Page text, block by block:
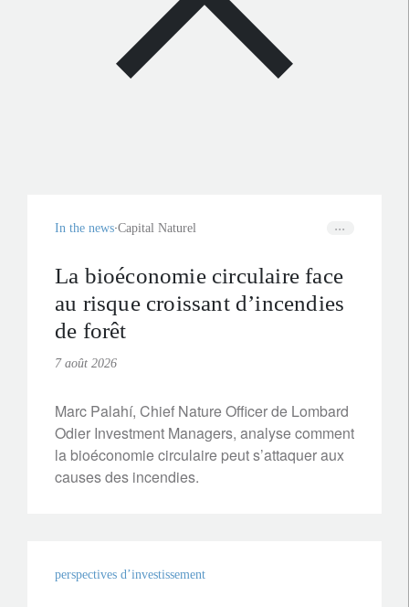
In the news Capital Naturel
La bioéconomie circulaire face
au risque croissant d’incendies
de forêt
7 août 2026
Marc Palahí, Chief Nature Officer de Lombard
Odier Investment Managers, analyse comment
la bioéconomie circulaire peut s’attaquer aux
causes des incendies.
perspectives d’investissement